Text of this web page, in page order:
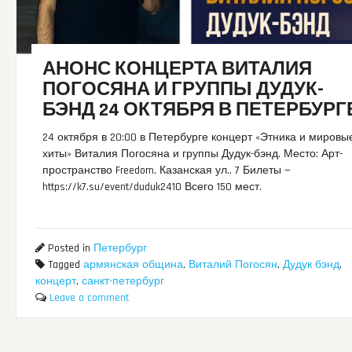
АНОНС КОНЦЕРТА ВИТАЛИЯ
ПОГОСЯНА И ГРУППЫ ДУДУК-
БЭНД 24 ОКТЯБРЯ В
24 октября в 20:00 в Петербурге концерт «Этника и
хиты» Виталия Погосяна и группы Дудук-бэнд. Место: Арт-
пространство Freedom, Казанская ул., 7 Билеты —
https://k7.su/event/duduk2410 Всего 150 мест.
Posted in Петербург
Tagged армянская община, Виталий Погосян, Дудук бэнд,
концерт, санкт-петербург
Leave a comment